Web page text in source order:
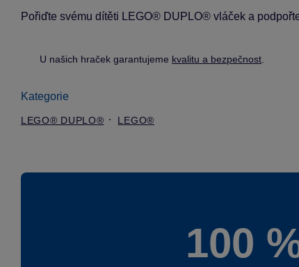
Pořiďte svému dítěti LEGO® DUPLO® vláček a
U našich hraček garantujeme kvalitu a bezpečnost
Kategorie
LEGO® DUPLO® LEGO®
100